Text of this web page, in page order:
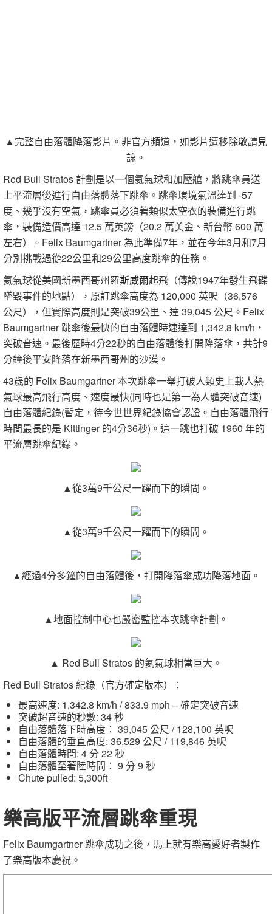
▲完整自由落體降落影片。非官方頻道，如影片遭移除敬請見
諒。
Red Bull Stratos 計劃是以一個氦氣球和加壓艙，將跳傘員送
上平流層後進行自由落體落下跳傘。跳傘環境氣溫達到 -57
度、幾乎沒有空氣，跳傘員必須著類似太空衣的裝備進行跳
傘，裝備造價高達 12.5 萬英鎊（20.2 萬美金、新台幣 600 萬
左右）。Felix Baumgartner 為此準備7年，並在今年3月和7月
分別挑戰過從22公里和29公里高度跳傘的任務。
氦氣球從美國新墨西哥州羅斯威爾起飛（傳說1947年發生飛碟
墜毀事件的地點），原訂跳傘高度為 120,000 英呎（36,576
公尺），但實際高度則是突破39公里、達 39,045 公尺。Felix
Baumgartner 跳傘後最快的自由落體時速達到 1,342.8 km/h，
突破音速。最後歷時4分22秒的自由落體後打開降落傘，共計9
分鐘後平安降落在新墨西哥州的沙漠。
43歲的 Felix Baumgartner 本次跳傘一舉打破人類史上載人熱
氣球最高飛行高度、速度最快(同時也是第一為人體突破音速)
自由落體紀錄(暫定，待今世世界紀錄協會認證。 自由落體飛行
時間最長的是 Kittinger 的4分36秒)。這一跳也打破 1960 年的
平流層跳傘紀錄。
▲從3萬9千公尺一躍而下的瞬間。
▲從3萬9千公尺一躍而下的瞬間。
▲經過4分多鐘的自由落體後，打開降落傘成功降落地面。
▲地面控制中心也嚴密監控本次跳傘計劃。
▲ Red Bull Stratos 的氦氣球相當巨大。
Red Bull Stratos 紀錄（官方確定版本）：
最高速度: 1,342.8 km/h / 833.9 mph – 確定突破音速
突破超音速的秒數: 34 秒
自由落體落下時高度： 39,045 公尺 / 128,100 英呎
自由落體的垂直高度: 36,529 公尺 / 119,846 英呎
自由落體時間: 4 分 22 秒
自由落體至著陸時間： 9 分 9 秒
Chute pulled: 5,300ft
樂高版平流層跳傘重現
Felix Baumgartner 跳傘成功之後，馬上就有樂高愛好者製作
了樂高版本慶祝。